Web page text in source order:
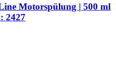
Motorspülung | 500 ml
2427